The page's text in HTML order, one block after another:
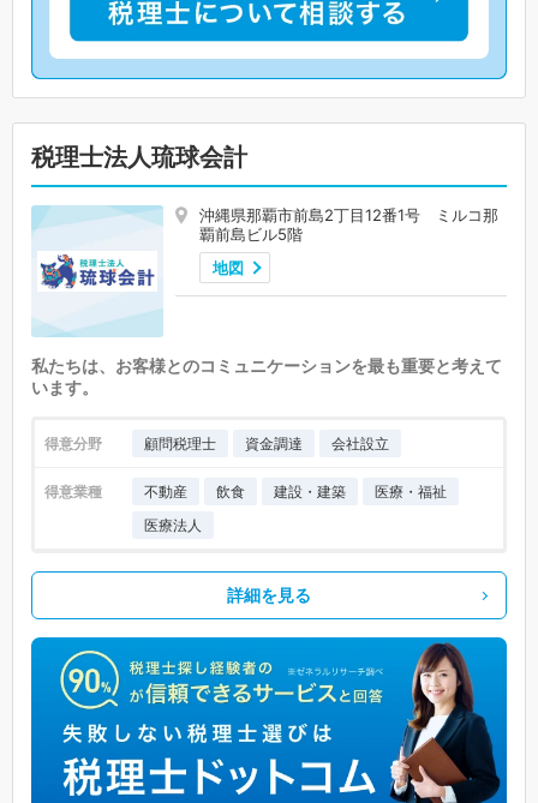
税理士法人琉球会計
沖縄県那覇市前島2丁目12番1号 ミルコ那
覇前島ビル5階
地図
私たちは、お客様とのコミュニケーションを最も重要と考えて
います。
得意分野 顧問税理士 資金調達 会社設立
得意業種 不動産 飲食 建設・建築
医療・福祉
医療法人
詳細を見る